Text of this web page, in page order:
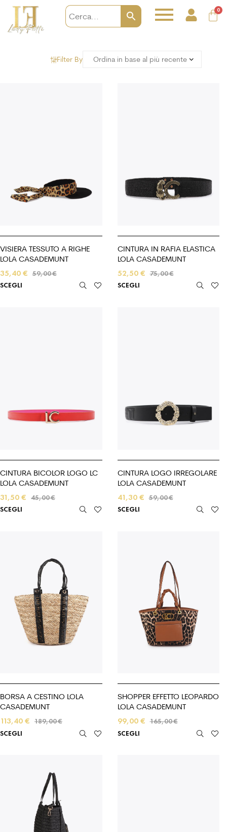
0
Filter By
VISIERA TESSUTO A RIGHE
LOLA CASADEMUNT
59,00€
35,40 €
SCEGLI
CINTURA IN RAFIA ELASTICA
LOLA CASADEMUNT
75,00€
52,50 €
SCEGLI
CINTURA BICOLOR LOGO LC
LOLA CASADEMUNT
45,00€
31,50 €
SCEGLI
CINTURA LOGO IRREGOLARE
LOLA CASADEMUNT
59,00€
41,30 €
SCEGLI
BORSA A CESTINO LOLA
CASADEMUNT
189,00€
113,40 €
SCEGLI
SHOPPER EFFETTO LEOPARDO
LOLA CASADEMUNT
165,00€
99,00 €
SCEGLI